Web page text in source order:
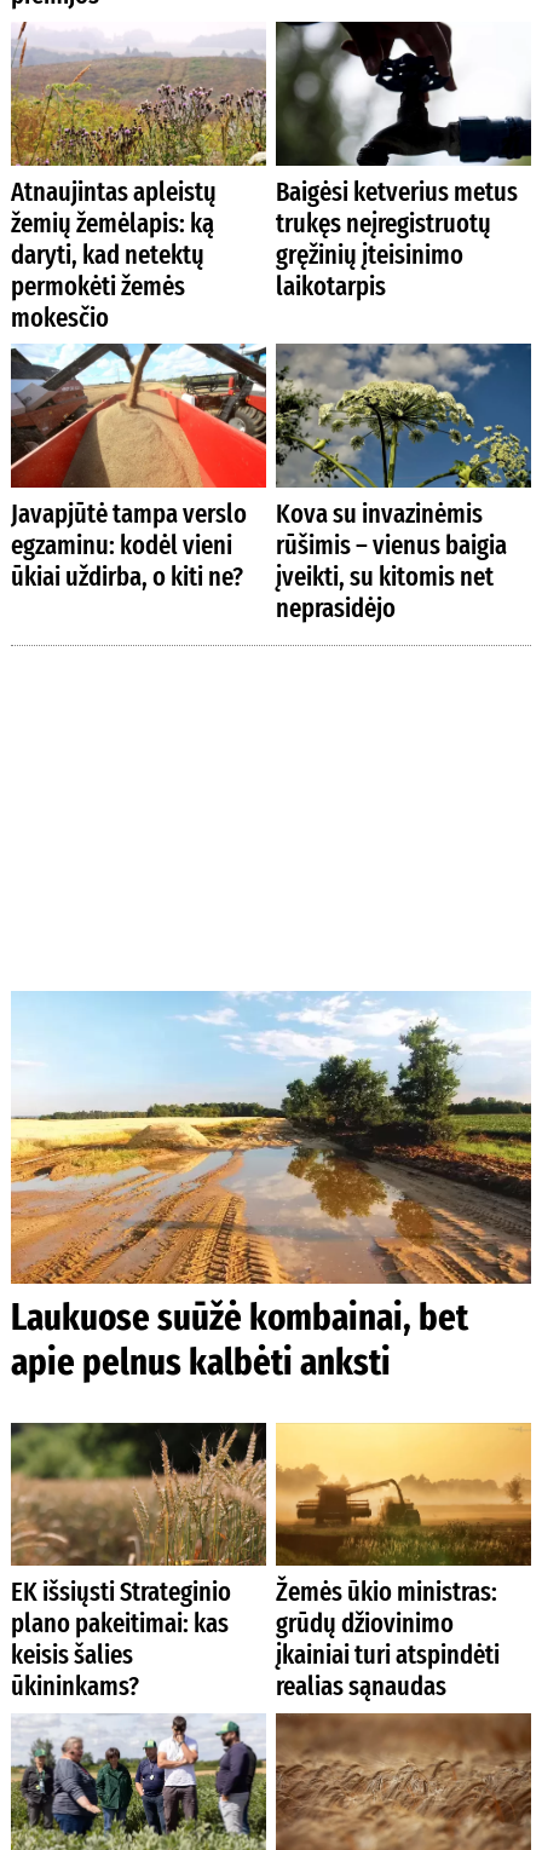
Atnaujintas apleistų
žemių žemėlapis: ką
daryti, kad netektų
permokėti žemės
mokesčio
Baigėsi ketverius metus
trukęs neįregistruotų
gręžinių įteisinimo
laikotarpis
Javapjūtė tampa verslo
egzaminu: kodėl vieni
ūkiai uždirba, o kiti ne?
Kova su invazinėmis
rūšimis – vienus baigia
įveikti, su kitomis net
neprasidėjo
Laukuose suūžė kombainai, bet
apie pelnus kalbėti anksti
EK išsiųsti Strateginio
plano pakeitimai: kas
keisis šalies
ūkininkams?
Žemės ūkio ministras:
grūdų džiovinimo
įkainiai turi atspindėti
realias sąnaudas